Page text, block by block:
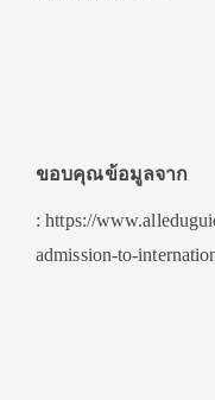
ขอบคุณข้อมูลจาก
: https://
admission-to-